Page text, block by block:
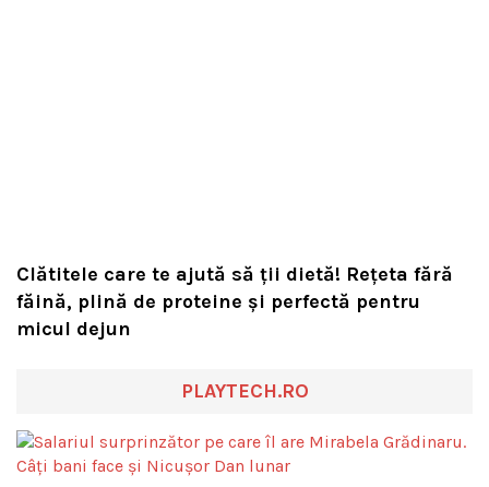
Clătitele care te ajută să ții dietă! Rețeta fără
făină, plină de proteine și perfectă pentru
micul dejun
PLAYTECH.RO